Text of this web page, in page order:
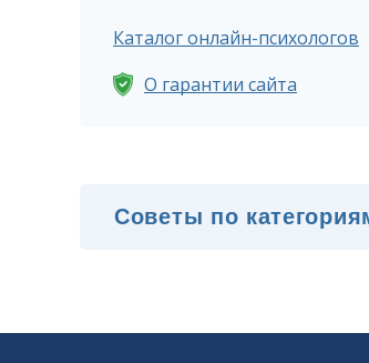
Каталог онлайн-психологов
О гарантии сайта